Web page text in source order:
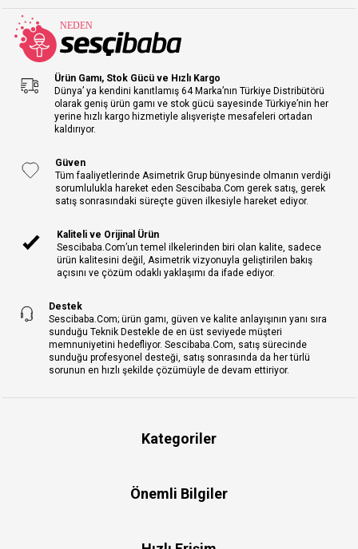
Ürün Gamı, Stok Gücü ve Hızlı Kargo
Dünya’ ya kendini kanıtlamış 64 Marka’nın Türkiye Distribütörü
olarak geniş ürün gamı ve stok gücü sayesinde Türkiye’nin her
yerine hızlı kargo hizmetiyle alışverişte mesafeleri ortadan
kaldırıyor.
Güven
Tüm faaliyetlerinde Asimetrik Grup bünyesinde olmanın verdiği
sorumlulukla hareket eden Sescibaba.Com gerek satış, gerek
satış sonrasındaki süreçte güven ilkesiyle hareket ediyor.
Kaliteli ve Orijinal Ürün
Sescibaba.Com’un temel ilkelerinden biri olan kalite, sadece
ürün kalitesini değil, Asimetrik vizyonuyla geliştirilen bakış
açısını ve çözüm odaklı yaklaşımı da ifade ediyor.
Destek
Sescibaba.Com; ürün gamı, güven ve kalite anlayışının yanı sıra
sunduğu Teknik Destekle de en üst seviyede müşteri
memnuniyetini hedefliyor. Sescibaba.Com, satış sürecinde
sunduğu profesyonel desteği, satış sonrasında da her türlü
sorunun en hızlı şekilde çözümüyle de devam ettiriyor.
Kategoriler
Önemli Bilgiler